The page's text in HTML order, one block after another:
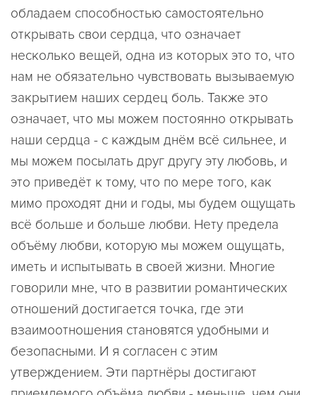
обладаем способностью самостоятельно
открывать свои сердца, что означает
несколько вещей, одна из которых это то, что
нам не обязательно чувствовать вызываемую
закрытием наших сердец боль. Также это
означает, что мы можем постоянно открывать
наши сердца - с каждым днём всё сильнее, и
мы можем посылать друг другу эту любовь, и
это приведёт к тому, что по мере того, как
мимо проходят дни и годы, мы будем ощущать
всё больше и больше любви. Нету предела
объёму любви, которую мы можем ощущать,
иметь и испытывать в своей жизни. Многие
говорили мне, что в развитии романтических
отношений достигается точка, где эти
взаимоотношения становятся удобными и
безопасными. И я согласен с этим
утверждением. Эти партнёры достигают